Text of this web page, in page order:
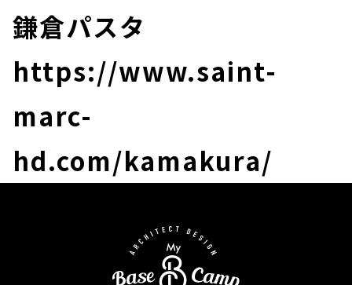
鎌倉パスタ
https://www.saint-
marc-
hd.com/kamakura/